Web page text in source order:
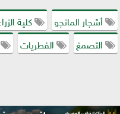
أشجار المانجو
كلية
التصمغ
الفطريات